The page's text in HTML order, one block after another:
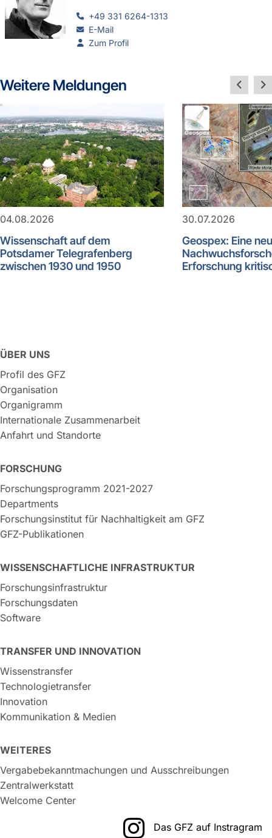
+49 331 6264-1313
E-Mail
Zum Profil
Weitere Meldungen
04.08.2026
Wissenschaft auf dem
Potsdamer Telegrafenberg
zwischen 1930 und 1950
30.07.2026
Geospex: Eine
Erforschung
ÜBER UNS
Profil des GFZ
Organisation
Organigramm
Internationale Zusammenarbeit
Anfahrt und Standorte
FORSCHUNG
Forschungsprogramm 2021-2027
Departments
Forschungsinstitut für Nachhaltigkeit am GFZ
GFZ-Publikationen
WISSENSCHAFTLICHE INFRASTRUKTUR
Forschungsinfrastruktur
Forschungsdaten
Software
TRANSFER UND INNOVATION
Wissenstransfer
Technologietransfer
Innovation
Kommunikation & Medien
WEITERES
Vergabebekanntmachungen und Ausschreibungen
Zentralwerkstatt
Welcome Center
Das GFZ auf Instragram